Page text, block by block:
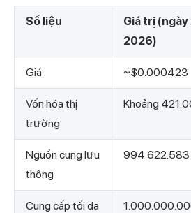
Số liệu
Giá trị
2026)
Giá ~$0.000423
Vốn hóa thị
trường
Khoảng
Nguồn cung lưu
thông
994.622.583
Cung cấp tối đa